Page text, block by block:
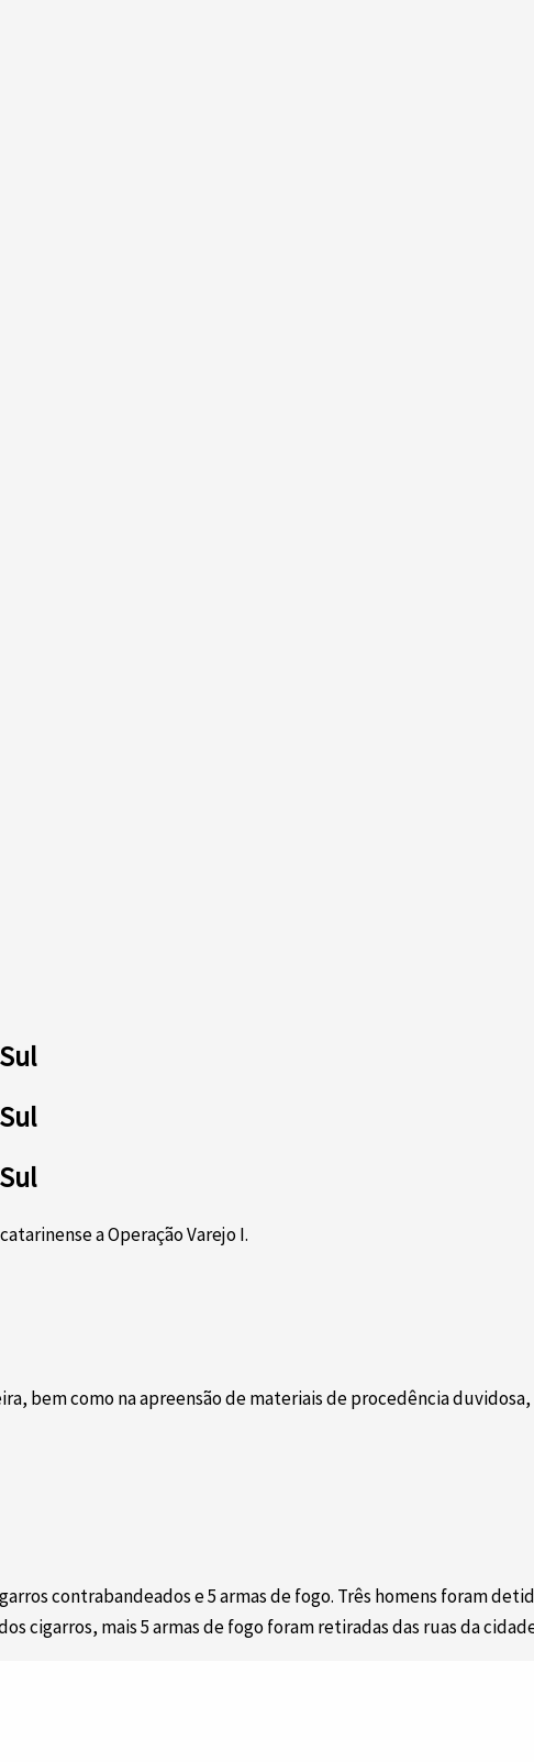
a Operação Varejo I.
bem como na apreensão de materiais de procedência
contrabandeados e 5 armas de fogo. Três homens foram
cigarros, mais 5 armas de fogo foram retiradas das ruas da